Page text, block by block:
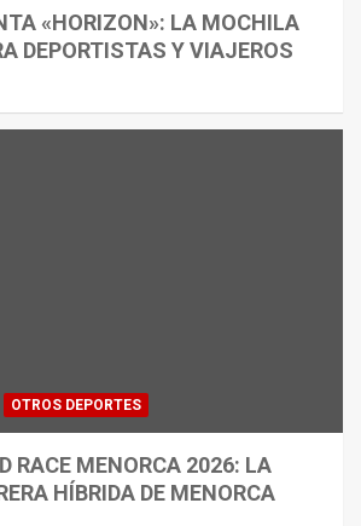
«HORIZON»: LA MOCHILA
DEPORTISTAS Y VIAJEROS
OTROS DEPORTES
RACE MENORCA 2026: LA
HÍBRIDA DE MENORCA